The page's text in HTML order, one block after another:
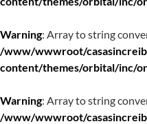
Warning: Array to string
/www/wwwroot/
content/themes/orbital/inc/
Warning: Array to string
/www/wwwroot/